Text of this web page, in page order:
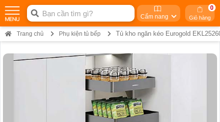
Cẩm nang Giỏ hàng
0
Trang chủ Phụ kiện tủ bếp Tủ kho ngăn kéo Eurogold